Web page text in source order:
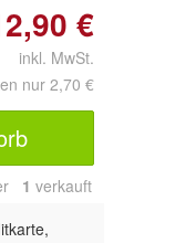
€
inkl. MwSt.
nur 2,70 €
1 verkauft